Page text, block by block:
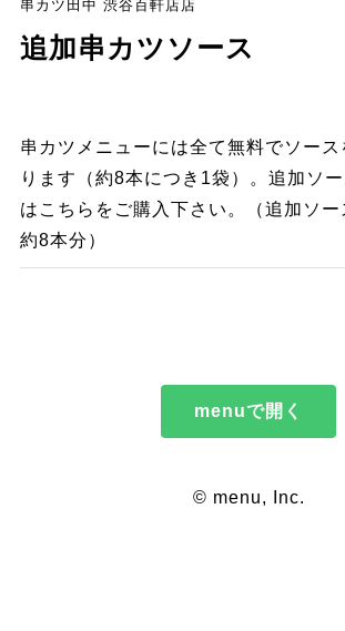
串カツ田中 渋谷百軒店店
追加串カツソース
串カツメニューには全て無料でソー
ります（約8本につき1袋）。追加ソ
はこちらをご購入下さい。（追加ソー
約8本分）
menuで開く
© menu, Inc.